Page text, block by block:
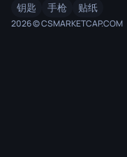
钥匙
手枪 贴纸
2026 © CSMARKETCAP.COM